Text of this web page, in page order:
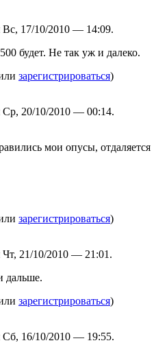
Вс, 17/10/2010 — 14:09.
будет. Не так уж и далеко.
зарегистрироваться)
Ср, 20/10/2010 — 00:14.
мои опусы, отдаляется
зарегистрироваться)
Чт, 21/10/2010 — 21:01.
дальше.
зарегистрироваться)
Сб, 16/10/2010 — 19:55.